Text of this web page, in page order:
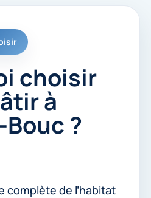
choisir
à
?
complète de l’habitat